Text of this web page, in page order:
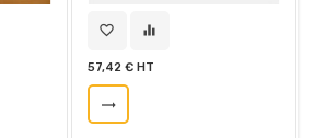
favorite_border equalizer
57,42 € HT
trending_flat